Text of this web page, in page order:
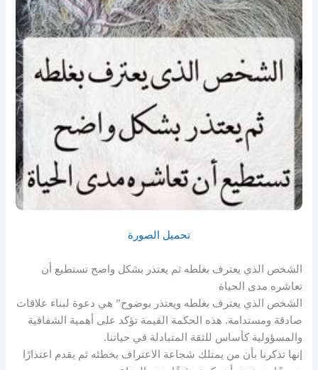
تحميل الصورة
الشخص الذي يعترف بغلطه ثم يعتذر بشكل واضح تستطيع أن
تعاشره مدى الحياة
الشخص الذي يعترف بغلطه ويعتذر بوضوح” هي دعوة لبناء علاقات
صادقة ومستدامة. هذه الحكمة القيمة تؤكد على أهمية الشفافية
والمسؤولية كأساس للثقة المتبادلة في حياتنا.
إنها تذكرنا بأن من يمتلك شجاعة الاعتراف بخطئه ثم يقدم اعتذارًا